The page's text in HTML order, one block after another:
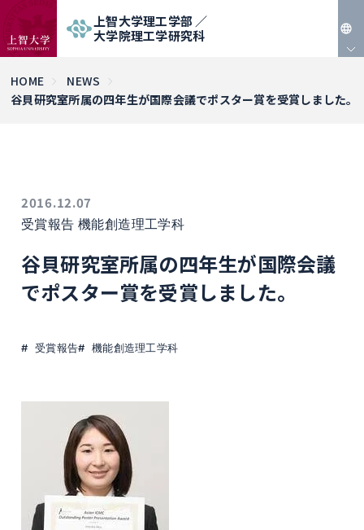
上智大学理工学部 ／
大学院理工学研究科
EN
HOME
NEWS
谷貝研究室所属の四年生が国際会議でポスター賞を受賞しました。
2016.12.07
受賞報告 機能創造理工学科
谷貝研究室所属の四年生が国際会議
でポスター賞を受賞しました。
受賞報告 機能創造理工学科